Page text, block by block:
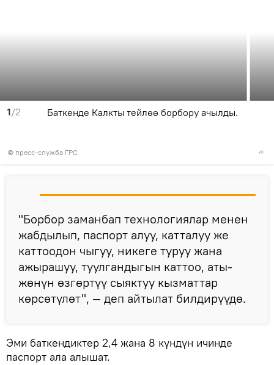
1/2
© пресс-служба ГРС
Баткенде Калкты тейлөө борбору ачылды.
"Борбор заманбап технологиялар менен
жабдылып, паспорт алуу, катталуу же
каттоодон чыгуу, никеге туруу жана
ажырашуу, туулгандыгын каттоо, аты-
жөнүн өзгөртүү сыяктуу кызматтар
көрсөтүлөт", — деп айтылат билдирүүдө.
Эми баткендиктер 2,4 жана 8 күндүн ичинде
паспорт ала алышат.